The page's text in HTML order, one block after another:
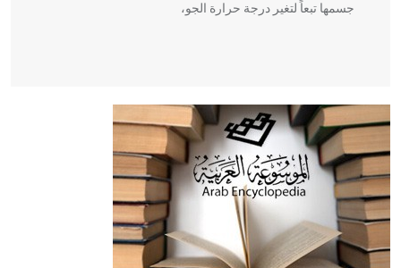
جسمها تبعاً لتغير درجة حرارة الجو،
- هل تعلم أن أبقراط كتب في الطب أربعة مؤلفات هي:
الحكم، الأدلة، تنظيم التغذية، ورسالته في جروح الرأس. ويعود
له الفضل بأنه حرر الطب من الدين والفلسفة.
- هل تعلم أن المرجان إفراز حيواني يتكون في البحر ويتركب
من مادة كربونات الكلسيوم، وهو أحمر أو شديد الحمرة وهو